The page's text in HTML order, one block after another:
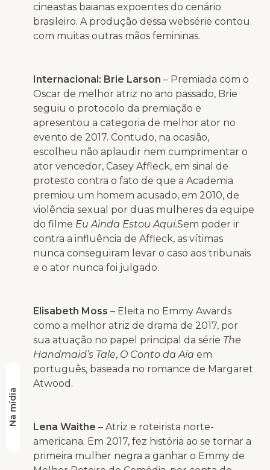
Na mídia
cineastas baianas expoentes do cenário
brasileiro. A produção dessa websérie contou
com muitas outras mãos femininas.
Internacional: Brie Larson – Premiada com o
Oscar de melhor atriz no ano passado, Brie
seguiu o protocolo da premiação e
apresentou a categoria de melhor ator no
evento de 2017. Contudo, na ocasião,
escolheu não aplaudir nem cumprimentar o
ator vencedor, Casey Affleck, em sinal de
protesto contra o fato de que a Academia
premiou um homem acusado, em 2010, de
violência sexual por duas mulheres da equipe
do filme Eu Ainda Estou Aqui.Sem poder ir
contra a influência de Affleck, as vítimas
nunca conseguiram levar o caso aos tribunais
e o ator nunca foi julgado.
Elisabeth Moss – Eleita no Emmy Awards
como a melhor atriz de drama de 2017, por
sua atuação no papel principal da série The
Handmaid’s Tale, O Conto da Aia em
português, baseada no romance de Margaret
Atwood.
Lena Waithe – Atriz e roteirista norte-
americana. Em 2017, fez história ao se tornar a
primeira mulher negra a ganhar o Emmy de